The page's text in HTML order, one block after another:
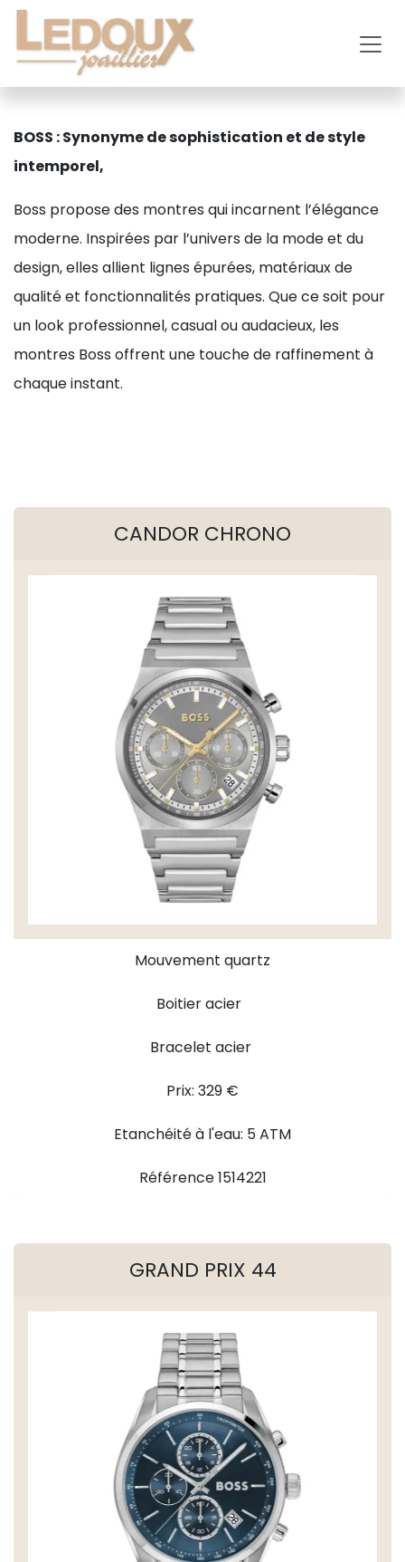
Se rendre au contenu
BOSS : Synonyme de sophistication et de style
intemporel,
Boss propose des montres qui incarnent l’élégance
moderne. Inspirées par l’univers de la mode et du
design, elles allient lignes épurées, matériaux de
qualité et fonctionnalités pratiques. Que ce soit pour
un look professionnel, casual ou audacieux, les
montres Boss offrent une touche de raffinement à
chaque instant.
CANDOR CHRONO
Mouvement quartz
Boitier acier
Bracelet acier
Prix: 329 €
Etanchéité à l'eau: 5 ATM
Référence 1514221
GRAND PRIX 44